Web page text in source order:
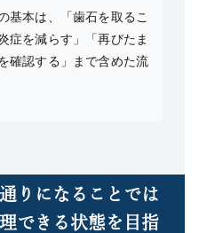
基本は、「歯石を取るこ
症を減らす」「再びたま
確認する」まで含めた流
りになることでは
できる状態を目指